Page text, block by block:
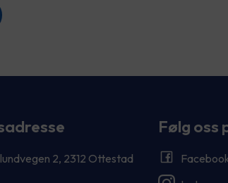
2, 2312 Ottestad
Følg oss